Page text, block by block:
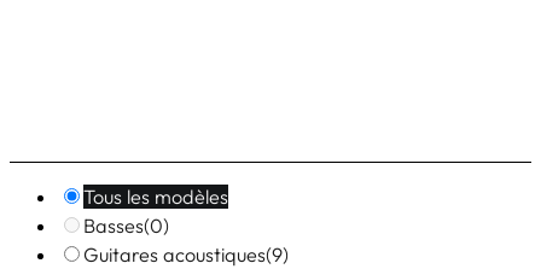
Tous les modèles
Basses(0)
Guitares acoustiques(9)